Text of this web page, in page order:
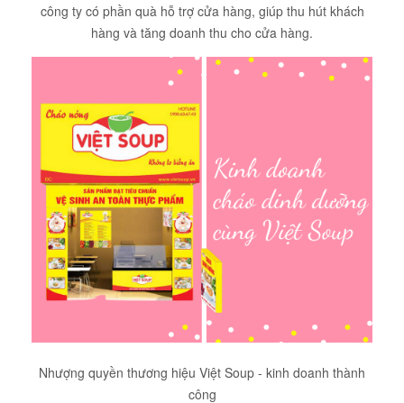
công ty có phần quà hỗ trợ cửa hàng, giúp thu hút khách
hàng và tăng doanh thu cho cửa hàng.
Nhượng quyền thương hiệu Việt Soup - kinh doanh thành
công